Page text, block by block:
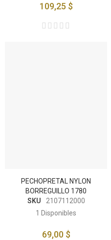
109,25 $
PECHOPRETAL NYLON
BORREGUILLO 1780
SKU
2107112000
1 Disponibles
69,00 $